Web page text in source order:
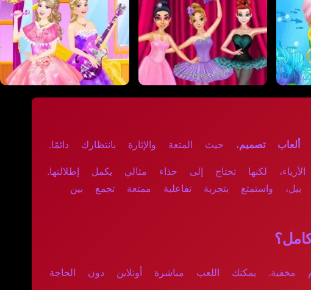
ألعاب تصميم، حيث المتعة والإثارة بانتظارك دائمًا.
لكنها تحتاج إلى حذاء مثالي يكمل إطلالتها.
واستمتع بتجربة تفاعلية ممتعة تجمع بين
مخفية. يمكنك اللعب مباشرة أونلاين دون الحاجة